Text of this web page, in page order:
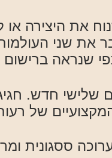
את היצירה או
את שני
שנראה
שלישי חדש.
של
ססגונית